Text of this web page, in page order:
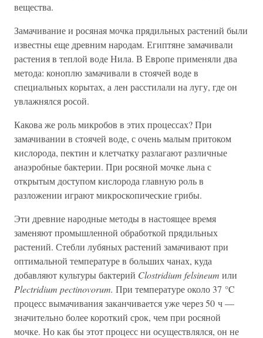
вещества.
Замачивание и росяная мочка прядильных растений были
известны еще древним народам. Египтяне замачивали
растения в теплой воде Нила. В Европе применяли два
метода: коноплю замачивали в стоячей воде в
специальных корытах, а лен расстилали на лугу, где он
увлажнялся росой.
Какова же роль микробов в этих процессах? При
замачивании в стоячей воде, с очень малым притоком
кислорода, пектин и клетчатку разлагают различные
анаэробные бактерии. При росяной мочке льна с
открытым доступом кислорода главную роль в
разложении играют микроскопические грибы.
Эти древние народные методы в настоящее время
заменяют промышленной обработкой прядильных
растений. Стебли лубяных растений замачивают при
оптимальной температуре в больших чанах, куда
добавляют культуры бактерий Clostridium felsineum или
Plectridium pectinovorum. При температуре около 37 °C
процесс вымачивания заканчивается уже через 50 ч —
значительно более короткий срок, чем при росяной
мочке. Но как бы этот процесс ни осуществлялся, он не